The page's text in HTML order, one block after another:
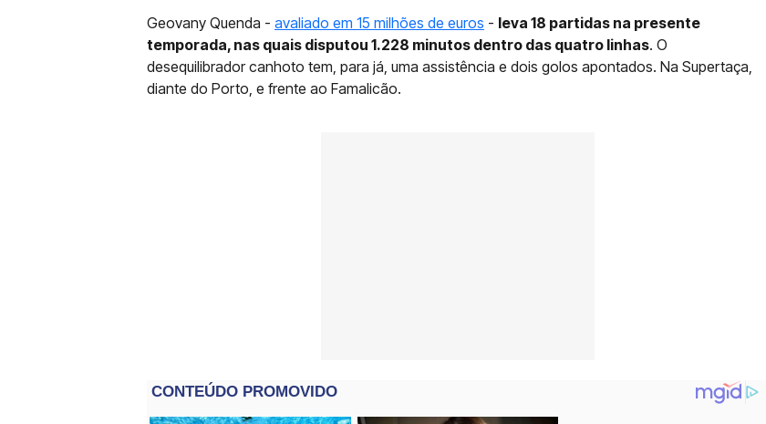
Geovany Quenda - avaliado em 15 milhões de euros - leva 18 partidas na presente
temporada, nas quais disputou 1.228 minutos dentro das quatro linhas. O
desequilibrador canhoto tem, para já, uma assistência e dois golos apontados. Na Supertaça,
diante do Porto, e frente ao Famalicão.